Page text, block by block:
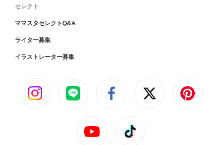
セレクト
ママスタセレクトQ&A
ライター募集
イラストレーター募集